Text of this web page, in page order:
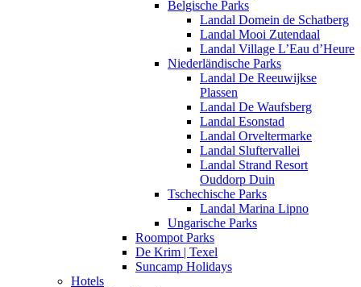
Belgische Parks
Landal Domein de Schatberg
Landal Mooi Zutendaal
Landal Village L’Eau d’Heure
Niederländische Parks
Landal De Reeuwijkse
Plassen
Landal De Waufsberg
Landal Esonstad
Landal Orveltermarke
Landal Sluftervallei
Landal Strand Resort
Ouddorp Duin
Tschechische Parks
Landal Marina Lipno
Ungarische Parks
Roompot Parks
De Krim | Texel
Suncamp Holidays
Hotels